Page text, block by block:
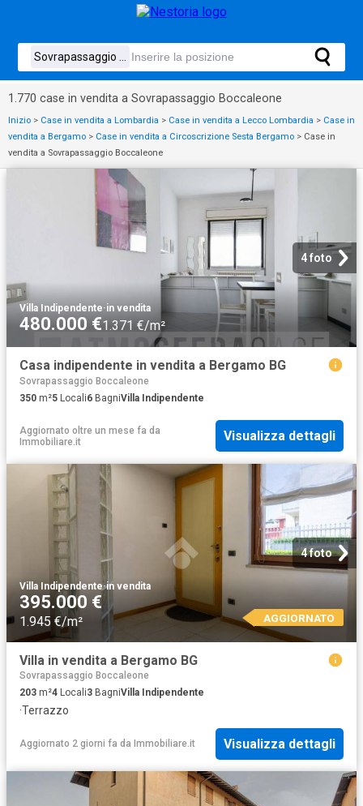
1.770 case in vendita a Sovrapassaggio Boccaleone
Inizio > Case in vendita a Lombardia > Case in vendita a Lecco Lombardia > Case in
vendita a Bergamo > Case in vendita a Circoscrizione Sesta Bergamo > Case in
vendita a Sovrapassaggio Boccaleone
4 foto
Villa Indipendente·in vendita
480.000 €1.371 €/m²
Casa indipendente in vendita a Bergamo BG
Sovrapassaggio Boccaleone
350 m²5 Locali6 BagniVilla Indipendente
Aggiornato oltre un mese fa da
Immobiliare.it
Visualizza dettagli
4 foto
Villa Indipendente·in vendita
395.000 €
1.945 €/m² AGGIORNATO
Villa in vendita a Bergamo BG
Sovrapassaggio Boccaleone
203 m²4 Locali3 BagniVilla Indipendente
·Terrazzo
Aggiornato 2 giorni fa da Immobiliare.it Visualizza dettagli